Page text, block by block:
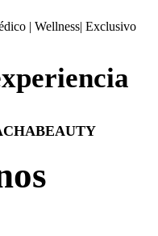
| Wellness| Exclusivo